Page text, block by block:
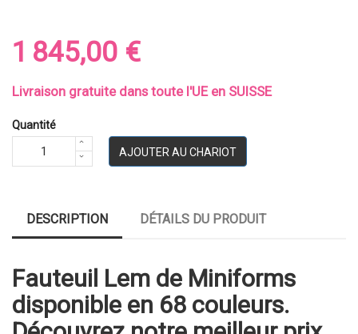
1 845,00 €
Livraison gratuite dans toute l'UE en SUISSE
Quantité
AJOUTER AU CHARIOT
DESCRIPTION DÉTAILS DU PRODUIT
Fauteuil Lem de Miniforms
disponible en 68 couleurs.